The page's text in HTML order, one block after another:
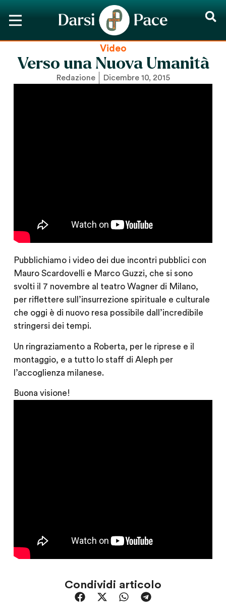
Video
Verso una Nuova Umanità
Redazione Dicembre 10, 2015
Pubblichiamo i video dei due incontri pubblici con
Mauro Scardovelli e Marco Guzzi, che si sono
svolti il 7 novembre al teatro Wagner di Milano,
per riflettere sull’insurrezione spirituale e culturale
che oggi è di nuovo resa possibile dall’incredibile
stringersi dei tempi.
Un ringraziamento a Roberta, per le riprese e il
montaggio, e a tutto lo staff di Aleph per
l’accoglienza milanese.
Buona visione!
Condividi articolo